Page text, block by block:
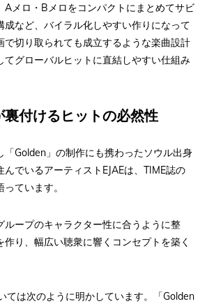
Aメロ・Bメロをコンパクトにまとめてサビ
成など、バイラル化しやすい作りになって
で切り取られても成立するような楽曲設計
てグローバルヒットに直結しやすい仕組み
付けるヒットの必然性
「Golden」の制作にも携わったソウル出身
でいるアーティストEJAEは、TIME誌の
ています。
ループのキャラクター性に合うように整
作り、幅広い聴衆に響くコンセプトを築く
ては次のように明かしています。「Golden